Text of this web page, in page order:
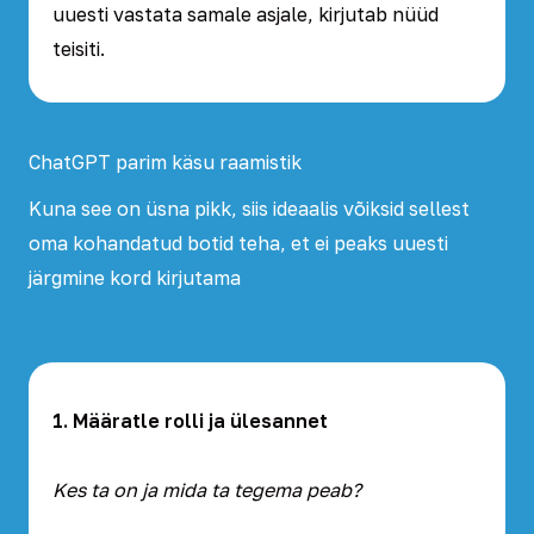
uuesti vastata samale asjale, kirjutab nüüd
teisiti.
ChatGPT parim käsu raamistik
Kuna see on üsna pikk, siis ideaalis võiksid sellest
oma kohandatud botid teha, et ei peaks uuesti
järgmine kord kirjutama
1. Määratle rolli ja ülesannet
Kes ta on ja mida ta tegema peab?